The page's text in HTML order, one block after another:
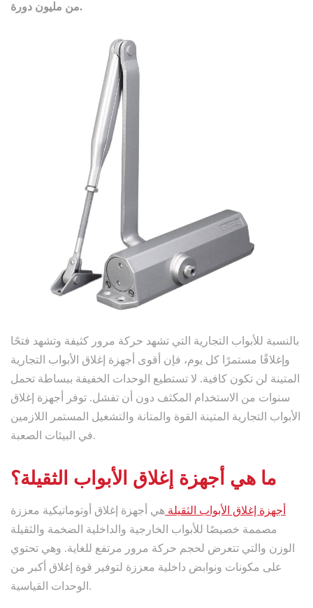
من مليون دورة.
بالنسبة للأبواب التجارية التي تشهد حركة مرور كثيفة وتشهد فتحًا
وإغلاقًا مستمرًا كل يوم، فإن أقوى أجهزة إغلاق الأبواب التجارية
المتينة لن تكون كافية. لا تستطيع الوحدات الخفيفة ببساطة تحمل
سنوات من الاستخدام المكثف دون أن تفشل. توفر أجهزة إغلاق
الأبواب التجارية المتينة القوة والمتانة والتشغيل المستمر اللازمين
في البيئات الصعبة.
ما هي أجهزة إغلاق الأبواب الثقيلة؟
أجهزة إغلاق الأبواب الثقيلة هي أجهزة إغلاق أوتوماتيكية معززة
مصممة خصيصًا للأبواب الخارجية والداخلية الضخمة والثقيلة
الوزن والتي تتعرض لحجم حركة مرور مرتفع للغاية. وهي تحتوي
على مكونات ونوابض داخلية معززة لتوفير قوة إغلاق أكبر من
الوحدات القياسية.